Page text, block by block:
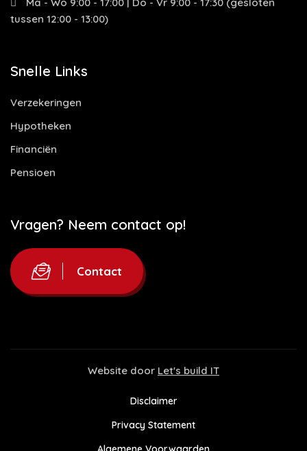
tussen 12:00 - 13:00)
Snelle Links
Verzekeringen
Hypotheken
Financiën
Pensioen
Vragen? Neem contact op!
Contact
Website door Let's build IT
Disclaimer
Privacy Statement